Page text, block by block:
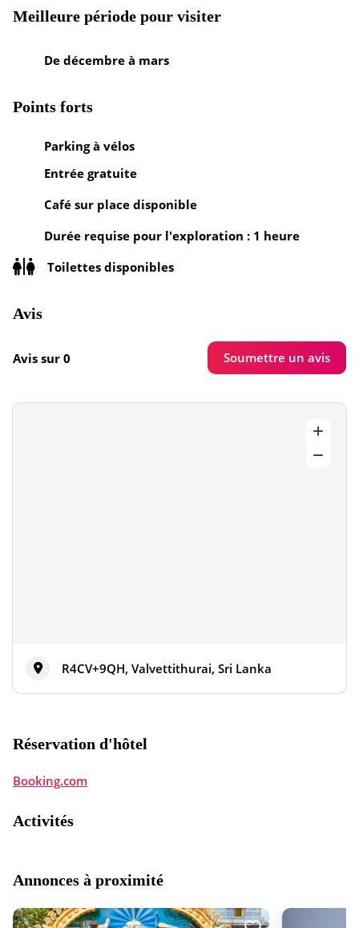
Meilleure période pour visiter
De décembre à mars
Points forts
Parking à vélos
Entrée gratuite
Café sur place disponible
Durée requise pour l'exploration : 1 heure
Toilettes disponibles
Avis
Avis sur 0 Soumettre un avis
R4CV+9QH, Valvettithurai, Sri Lanka
Réservation d'hôtel
Booking.com
Activités
Annonces à proximité